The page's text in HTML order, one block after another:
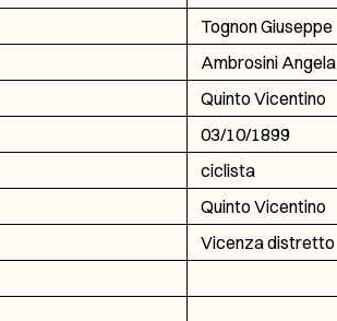
Tognon Giuseppe
Ambrosini Angela
Quinto Vicentino
03/10/1899
ciclista
Quinto Vicentino
Vicenza distretto